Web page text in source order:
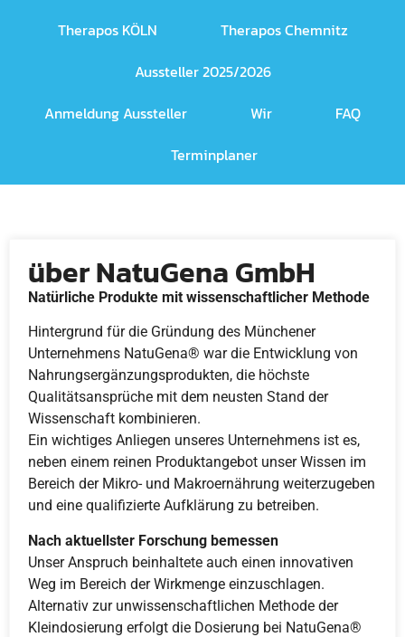
Therapos KÖLN
Therapos Chemnitz
Aussteller 2025/2026
Anmeldung Aussteller
Wir
FAQ
Terminplaner
über NatuGena GmbH
Natürliche Produkte mit wissenschaftlicher Methode
Hintergrund für die Gründung des Münchener
Unternehmens NatuGena® war die Entwicklung von
Nahrungsergänzungsprodukten, die höchste
Qualitätsansprüche mit dem neusten Stand der
Wissenschaft kombinieren.
Ein wichtiges Anliegen unseres Unternehmens ist es,
neben einem reinen Produktangebot unser Wissen im
Bereich der Mikro- und Makroernährung weiterzugeben
und eine qualifizierte Aufklärung zu betreiben.
Nach aktuellster Forschung bemessen
Unser Anspruch beinhaltete auch einen innovativen
Weg im Bereich der Wirkmenge einzuschlagen.
Alternativ zur unwissenschaftlichen Methode der
Kleindosierung erfolgt die Dosierung bei NatuGena®